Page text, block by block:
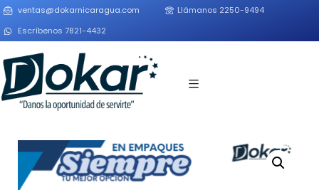
ventas@dokarnicaragua.com
Llámanos 2250-9494
Escríbenos 7821-4432